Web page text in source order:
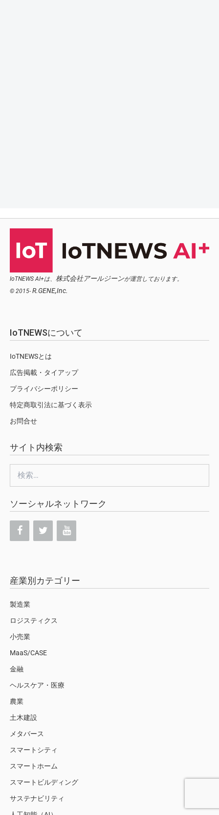
IoTNEWS AI+は、 株式会社アールジーンが運営しております。
© 2015- R.GENE,Inc.
IoTNEWSについて
IoTNEWSとは
広告掲載・タイアップ
プライバシーポリシー
特定商取引法に基づく表示
お問合せ
サイト内検索
索:
ソーシャルネットワーク
産業別カテゴリー
製造業
ロジスティクス
小売業
MaaS/CASE
金融
ヘルスケア・医療
農業
土木建設
メタバース
スマートシティ
スマートホーム
スマートビルディング
サステナビリティ